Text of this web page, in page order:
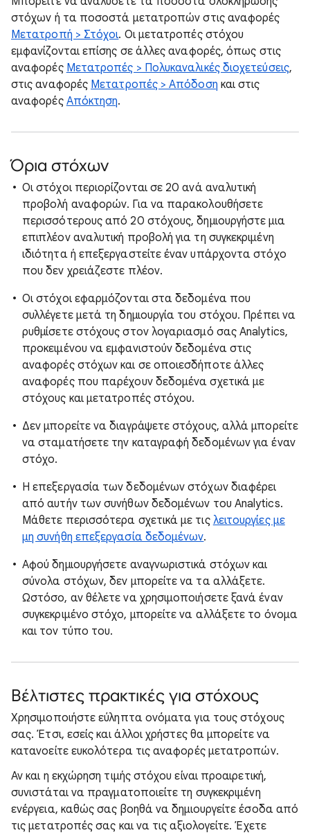
στόχων ή τα ποσοστά μετατροπών στις αναφορές
Μετατροπή > Στόχοι. Οι μετατροπές στόχου
εμφανίζονται επίσης σε άλλες αναφορές, όπως στις
αναφορές Μετατροπές > Πολυκαναλικές διοχετεύσεις,
στις αναφορές Μετατροπές > Απόδοση και στις
αναφορές Απόκτηση.
Όρια στόχων
Οι στόχοι περιορίζονται σε 20 ανά αναλυτική
προβολή αναφορών. Για να παρακολουθήσετε
περισσότερους από 20 στόχους, δημιουργήστε μια
επιπλέον αναλυτική προβολή για τη συγκεκριμένη
ιδιότητα ή επεξεργαστείτε έναν υπάρχοντα στόχο
που δεν χρειάζεστε πλέον.
Οι στόχοι εφαρμόζονται στα δεδομένα που
συλλέγετε μετά τη δημιουργία του στόχου. Πρέπει να
ρυθμίσετε στόχους στον λογαριασμό σας Analytics,
προκειμένου να εμφανιστούν δεδομένα στις
αναφορές στόχων και σε οποιεσδήποτε άλλες
αναφορές που παρέχουν δεδομένα σχετικά με
στόχους και μετατροπές στόχου.
Δεν μπορείτε να διαγράψετε στόχους, αλλά μπορείτε
να σταματήσετε την καταγραφή δεδομένων για έναν
στόχο.
Η επεξεργασία των δεδομένων στόχων διαφέρει
από αυτήν των συνήθων δεδομένων του Analytics.
Μάθετε περισσότερα σχετικά με τις λειτουργίες με
μη συνήθη επεξεργασία δεδομένων.
Αφού δημιουργήσετε αναγνωριστικά στόχων και
σύνολα στόχων, δεν μπορείτε να τα αλλάξετε.
Ωστόσο, αν θέλετε να χρησιμοποιήσετε ξανά έναν
συγκεκριμένο στόχο, μπορείτε να αλλάξετε το όνομα
και τον τύπο του.
Βέλτιστες πρακτικές για στόχους
Χρησιμοποιήστε εύληπτα ονόματα για τους στόχους
σας. Έτσι, εσείς και άλλοι χρήστες θα μπορείτε να
κατανοείτε ευκολότερα τις αναφορές μετατροπών.
Αν και η εκχώρηση τιμής στόχου είναι προαιρετική,
συνιστάται να πραγματοποιείτε τη συγκεκριμένη
ενέργεια, καθώς σας βοηθά να δημιουργείτε έσοδα από
τις μετατροπές σας και να τις αξιολογείτε. Έχετε